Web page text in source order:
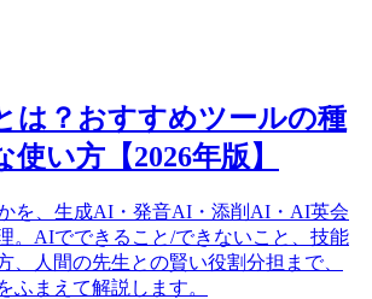
は？おすすめツールの種
い方【2026年版】
を、生成AI・発音AI・添削AI・AI英会
。AIでできること/できないこと、技能
、人間の先生との賢い役割分担まで、
ふまえて解説します。